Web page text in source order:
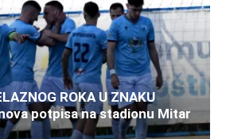
ROKA U ZNAKU
potpisa na stadionu Mitar